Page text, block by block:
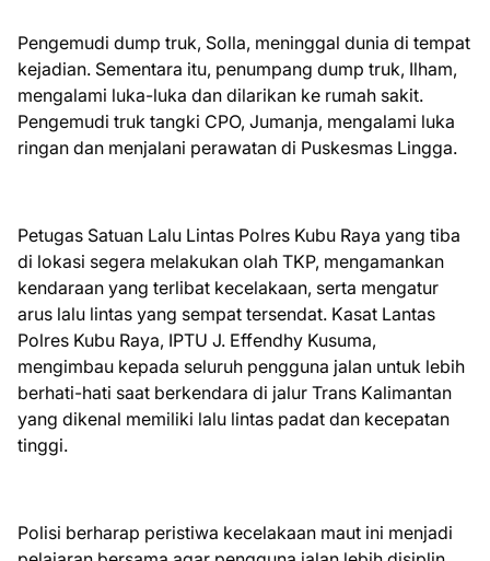
Pengemudi dump truk, Solla, meninggal dunia di tempat
kejadian. Sementara itu, penumpang dump truk, Ilham,
mengalami luka-luka dan dilarikan ke rumah sakit.
Pengemudi truk tangki CPO, Jumanja, mengalami luka
ringan dan menjalani perawatan di Puskesmas Lingga.
Petugas Satuan Lalu Lintas Polres Kubu Raya yang tiba
di lokasi segera melakukan olah TKP, mengamankan
kendaraan yang terlibat kecelakaan, serta mengatur
arus lalu lintas yang sempat tersendat. Kasat Lantas
Polres Kubu Raya, IPTU J. Effendhy Kusuma,
mengimbau kepada seluruh pengguna jalan untuk lebih
berhati-hati saat berkendara di jalur Trans Kalimantan
yang dikenal memiliki lalu lintas padat dan kecepatan
tinggi.
Polisi berharap peristiwa kecelakaan maut ini menjadi